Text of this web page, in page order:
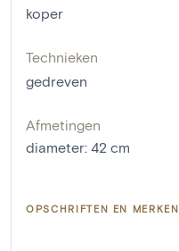
koper
Technieken
gedreven
Afmetingen
diameter: 42 cm
OPSCHRIFTEN EN MERKEN